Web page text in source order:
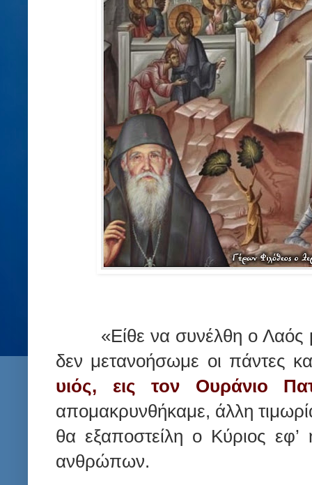
«Είθε να συνέλθη ο Λαός
δεν μετανοήσωμε οι πάντες
υιός, εις τον Ουράνιο
απομακρυνθήκαμε, άλλη
θα εξαποστείλη ο Κύριος εφ’
ανθρώπων.